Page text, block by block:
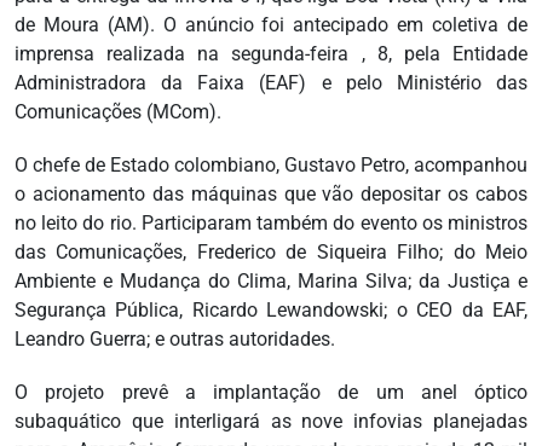
de Moura (AM). O anúncio foi antecipado em coletiva de
imprensa realizada na segunda-feira , 8, pela Entidade
Administradora da Faixa (EAF) e pelo Ministério das
Comunicações (MCom).
O chefe de Estado colombiano, Gustavo Petro, acompanhou
o acionamento das máquinas que vão depositar os cabos
no leito do rio. Participaram também do evento os ministros
das Comunicações, Frederico de Siqueira Filho; do Meio
Ambiente e Mudança do Clima, Marina Silva; da Justiça e
Segurança Pública, Ricardo Lewandowski; o CEO da EAF,
Leandro Guerra; e outras autoridades.
O projeto prevê a implantação de um anel óptico
subaquático que interligará as nove infovias planejadas